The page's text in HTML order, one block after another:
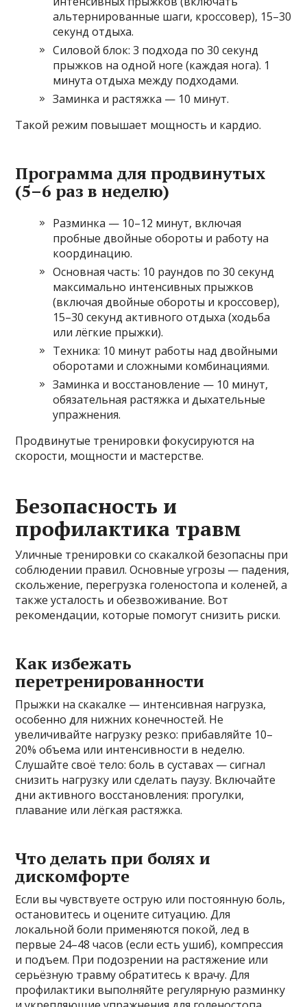
альтернированные шаги, кроссовер), 15–30
секунд отдыха.
Силовой блок: 3 подхода по 30 секунд
прыжков на одной ноге (каждая нога). 1
минута отдыха между подходами.
Заминка и растяжка — 10 минут.
Такой режим повышает мощность и кардио.
Программа для продвинутых
(5–6 раз в неделю)
Разминка — 10–12 минут, включая
пробные двойные обороты и работу на
координацию.
Основная часть: 10 раундов по 30 секунд
максимально интенсивных прыжков
(включая двойные обороты и кроссовер),
15–30 секунд активного отдыха (ходьба
или лёгкие прыжки).
Техника: 10 минут работы над двойными
оборотами и сложными комбинациями.
Заминка и восстановление — 10 минут,
обязательная растяжка и дыхательные
упражнения.
Продвинутые тренировки фокусируются на
скорости, мощности и мастерстве.
Безопасность и
профилактика травм
Уличные тренировки со скакалкой безопасны при
соблюдении правил. Основные угрозы — падения,
скольжение, перегрузка голеностопа и коленей, а
также усталость и обезвоживание. Вот
рекомендации, которые помогут снизить риски.
Как избежать
перетренированности
Прыжки на скакалке — интенсивная нагрузка,
особенно для нижних конечностей. Не
увеличивайте нагрузку резко: прибавляйте 10–
20% объема или интенсивности в неделю.
Слушайте своё тело: боль в суставах — сигнал
снизить нагрузку или сделать паузу. Включайте
дни активного восстановления: прогулки,
плавание или лёгкая растяжка.
Что делать при болях и
дискомфорте
Если вы чувствуете острую или постоянную боль,
остановитесь и оцените ситуацию. Для
локальной боли применяются покой, лед в
первые 24–48 часов (если есть ушиб), компрессия
и подъем. При подозрении на растяжение или
серьёзную травму обратитесь к врачу. Для
профилактики выполняйте регулярную разминку